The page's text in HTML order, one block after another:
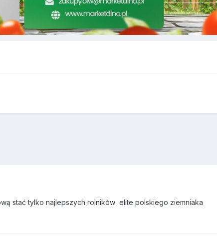
stać tylko najlepszych rolników elite polskiego ziemniaka